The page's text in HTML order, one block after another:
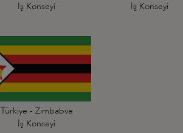
İş Konseyi
İş Konseyi
Türkiye - Zimbabve
İş Konseyi